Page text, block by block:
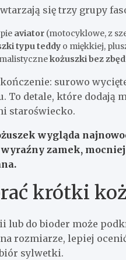
się trzy grupy
aviator (motocyklowe, z
typu teddy o miękkiej,
kożuszki bez
surowo
To detale, które dodają
staroświecko.
wygląda
zamek,
krótki
lub do bioder może
na rozmiarze, lepiej
sylwetki.